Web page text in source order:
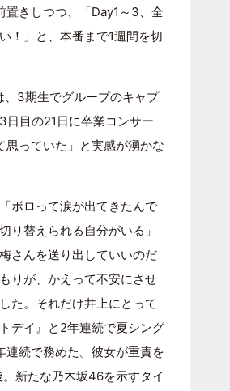
置きしつつ、「Day1～3、全
！」と、本番まで1週間を切
、3期生でグループのキャプ
日目の21日に卒業コンサー
っていた」と実感が湧かな
ボロって涙が出てきたんで
り替えられる自分がいる」
さんを送り出していいのだ
りが、かえって不安にさせ
た。それだけ井上にとって
デイ』と2年連続で夏シング
連続で務めた。彼女が重責を
新たな乃木坂46を示すタイ